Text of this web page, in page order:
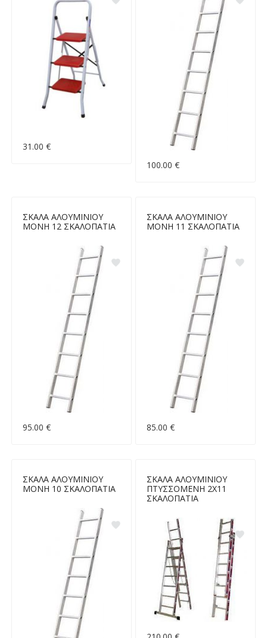
31.00 €
100.00 €
ΣΚΑΛΑ ΑΛΟΥΜΙΝΙΟΥ
ΜΟΝΗ 12 ΣΚΑΛΟΠΑΤΙΑ
95.00 €
ΣΚΑΛΑ ΑΛΟΥΜΙΝΙΟΥ
ΜΟΝΗ 11 ΣΚΑΛΟΠΑΤΙΑ
85.00 €
ΣΚΑΛΑ ΑΛΟΥΜΙΝΙΟΥ
ΜΟΝΗ 10 ΣΚΑΛΟΠΑΤΙΑ
ΣΚΑΛΑ ΑΛΟΥΜΙΝΙΟΥ
ΠΤΥΣΣΟΜΕΝΗ 2Χ11
ΣΚΑΛΟΠΑΤΙΑ